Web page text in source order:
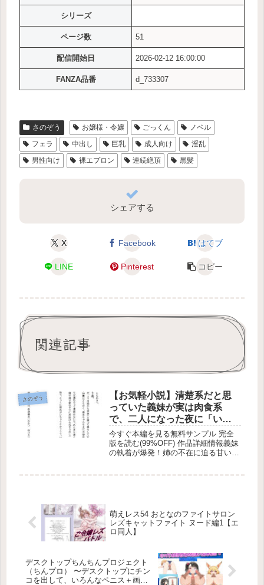
シリーズ
ページ数 51
配信開始日 2026-02-12 16:00:00
FANZA品番 d_733307
さのぞう お嬢様・令嬢 ごっくん
ノベル
フェラ
中出し 巨乳 成人向け
淫乱
男性向け
裸エプロン 連続絶頂 黒髪
シェアする
X Facebook はてブ
LINE Pinterest コピー
関連記事
さのぞう
【お気軽小説】清楚系だと思
っていた義妹が実は肉食系
で、二人になった夜に「いた
だきます（ハート）」と食べ
られてしまった【エロ同人】
今すぐ本編を見る無料サンプル 完全
版を読む(99%OFF) 作品詳細情報義妹
の執着が爆発！姉の不在に迫る甘い罠
萌えレス54 おとなのファイトサロン
レズキャットファイト ヌード編1【エ
ロ同人】
デスクトップちんちんプロジェクト
（ちんプロ） 〜デスクトップにチン
コを出して、いろんなペニス＋画像